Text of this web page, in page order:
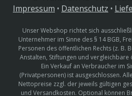
Impressum • Datenschutz •
Unser Webshop richtet sich
Unternehmer im Sinne des § 14 BGB,
Personen des öffentlichen Rechts (z. B.
Anstalten, Stiftungen und vergleichbare
Ein Verkauf an Verbraucher im
(Privatpersonen) ist ausgeschlossen.
Nettopreise zzgl. der jeweils gültigen
und Versandkosten. Optional können